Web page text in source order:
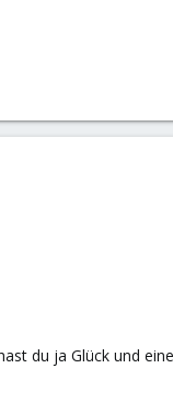
du ja Glück und